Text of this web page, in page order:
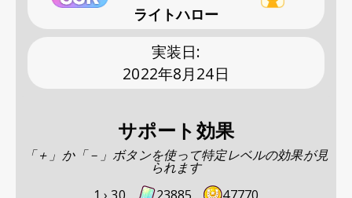
ライトハロー
実装日:
2022年8月24日
サポート効果
「＋」か「－」ボタンを使って特定レベルの効果が見
られます